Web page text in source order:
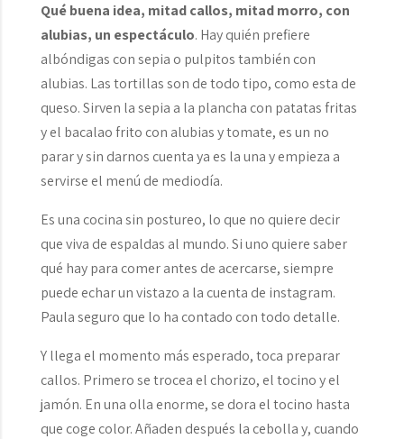
Qué buena idea, mitad callos, mitad morro, con
alubias, un espectáculo. Hay quién prefiere
albóndigas con sepia o pulpitos también con
alubias. Las tortillas son de todo tipo, como esta de
queso. Sirven la sepia a la plancha con patatas fritas
y el bacalao frito con alubias y tomate, es un no
parar y sin darnos cuenta ya es la una y empieza a
servirse el menú de mediodía.
Es una cocina sin postureo, lo que no quiere decir
que viva de espaldas al mundo. Si uno quiere saber
qué hay para comer antes de acercarse, siempre
puede echar un vistazo a la cuenta de instagram.
Paula seguro que lo ha contado con todo detalle.
Y llega el momento más esperado, toca preparar
callos. Primero se trocea el chorizo, el tocino y el
jamón. En una olla enorme, se dora el tocino hasta
que coge color. Añaden después la cebolla y, cuando